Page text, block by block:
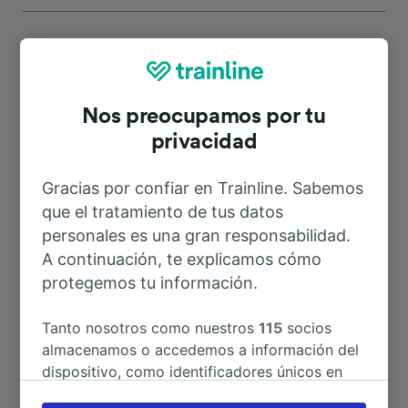
di Calabria Archi
Duración
A Villa San Giovanni 11min
A Bagnara
A Brancaleone 1h 34min
A Catanzaro Lido 2h 37min
Nos preocupamos por tu
privacidad
Gracias por confiar en Trainline. Sabemos
que el tratamiento de tus datos
personales es una gran responsabilidad.
A continuación, te explicamos cómo
protegemos tu información.
Tanto nosotros como nuestros115 socios
almacenamos o accedemos a información del
dispositivo, como identificadores únicos en